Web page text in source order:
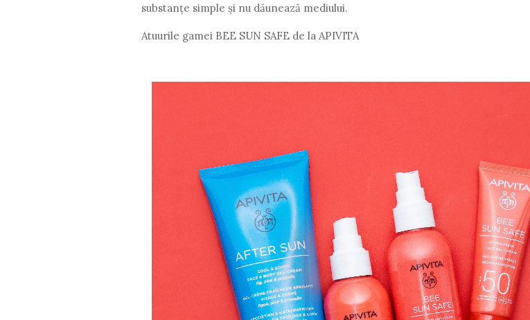
substanțe simple și nu dăunează mediului.
Atuurile gamei BEE SUN SAFE de la APIVITA